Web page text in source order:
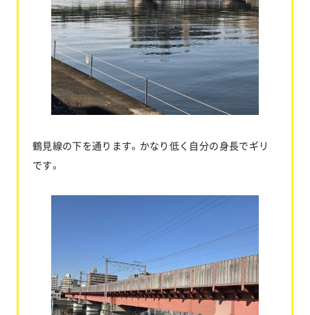
鶴見線の下を通ります。かなり低く自分の身長でギリ
です。